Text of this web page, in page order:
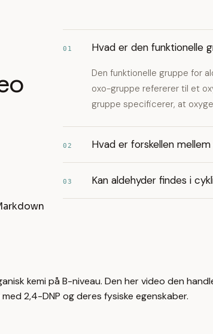
01 Hvad er den funktionelle
Den funktionelle gruppe for
oxo-gruppe refererer til et
gruppe specificerer, at
02 Hvad er forskellen
03 Kan aldehyder findes i
kemi på B-niveau. Den her video den
2,4-DNP og deres fysiske egenskaber.